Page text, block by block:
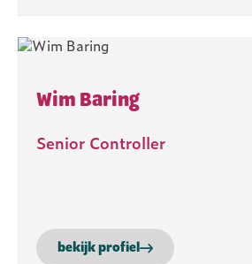
Wim Baring
Senior Controller
bekijk profiel